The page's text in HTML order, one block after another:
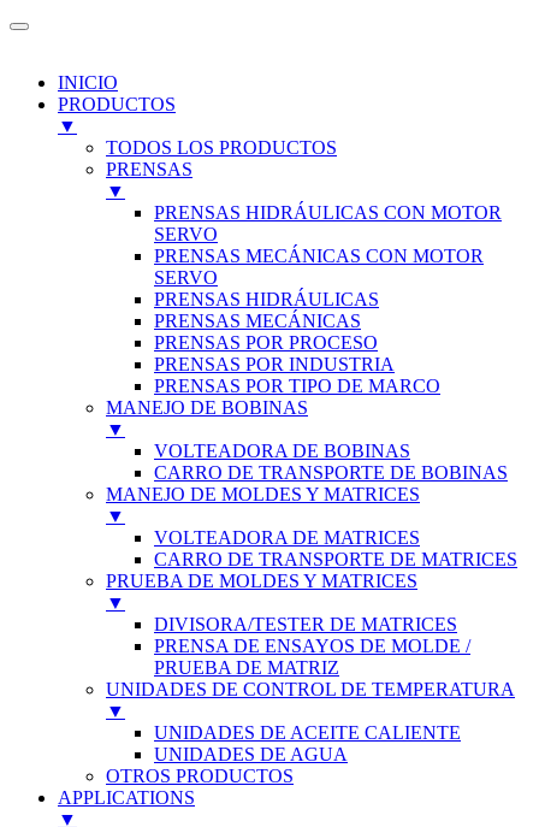
INICIO
PRODUCTOS
▼
TODOS LOS PRODUCTOS
PRENSAS
▼
PRENSAS HIDRÁULICAS CON MOTOR
SERVO
PRENSAS MECÁNICAS CON MOTOR
SERVO
PRENSAS HIDRÁULICAS
PRENSAS MECÁNICAS
PRENSAS POR PROCESO
PRENSAS POR INDUSTRIA
PRENSAS POR TIPO DE MARCO
MANEJO DE BOBINAS
▼
VOLTEADORA DE BOBINAS
CARRO DE TRANSPORTE DE BOBINAS
MANEJO DE MOLDES Y MATRICES
▼
VOLTEADORA DE MATRICES
CARRO DE TRANSPORTE DE MATRICES
PRUEBA DE MOLDES Y MATRICES
▼
DIVISORA/TESTER DE MATRICES
PRENSA DE ENSAYOS DE MOLDE /
PRUEBA DE MATRIZ
UNIDADES DE CONTROL DE TEMPERATURA
▼
UNIDADES DE ACEITE CALIENTE
UNIDADES DE AGUA
OTROS PRODUCTOS
APPLICATIONS
▼